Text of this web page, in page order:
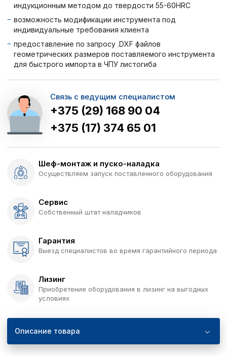
индукционным методом до твердости 55-60HRC
возможность модификации инструмента под
индивидуальные требования клиента
предоставление по запросу .DXF файлов
геометрических размеров поставляемого инструмента
для быстрого импорта в ЧПУ листогиба
Связь с ведущим специалистом
+375 (29) 168 90 04
+375 (17) 374 65 01
Шеф-монтаж и пуско-наладка
Осуществляем запуск поставленного оборудования
Сервис
Собственный штат наладчиков
Гарантия
Выезд специалистов во время гарантийного периода
Лизинг
Приобретение оборудования в лизинг на выгодных
условиях
Описание товара